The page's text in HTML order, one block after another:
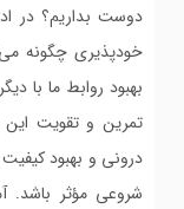
دوست بداریم؟ در
خودپذیری چگونه
بهبود روابط ما با
تمرین و تقویت این
درونی و بهبود
شروعی مؤثر باشد.